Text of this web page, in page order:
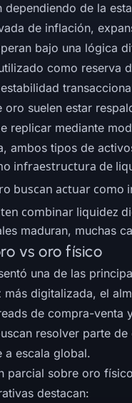
de la
de inflación,
bajo una lógica
como reserva
suelen estar
replicar mediante
ambos tipos de
infraestructura de
buscan actuar
combinar liquidez
maduran, muchas
vs oro físico
una de las
digitalizada, el
de compra-
resolver parte
a escala global.
parcial sobre oro
destacan: